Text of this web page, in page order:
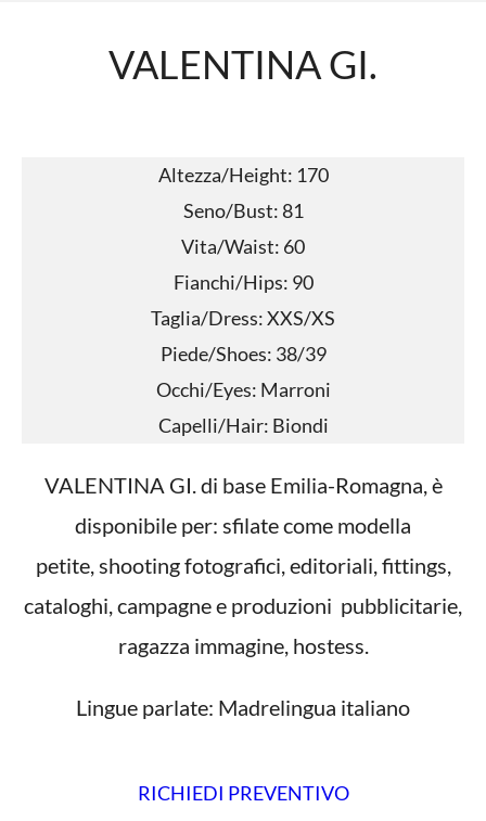
VALENTINA GI.
Altezza/Height: 170
Seno/Bust: 81
Vita/Waist: 60
Fianchi/Hips: 90
Taglia/Dress: XXS/XS
Piede/Shoes: 38/39
Occhi/Eyes: Marroni
Capelli/Hair: Biondi
VALENTINA GI. di base Emilia-Romagna, è
disponibile per: sfilate come modella
petite, shooting fotografici, editoriali, fittings,
cataloghi, campagne e produzioni pubblicitarie,
ragazza immagine, hostess.
Lingue parlate: Madrelingua italiano
RICHIEDI PREVENTIVO